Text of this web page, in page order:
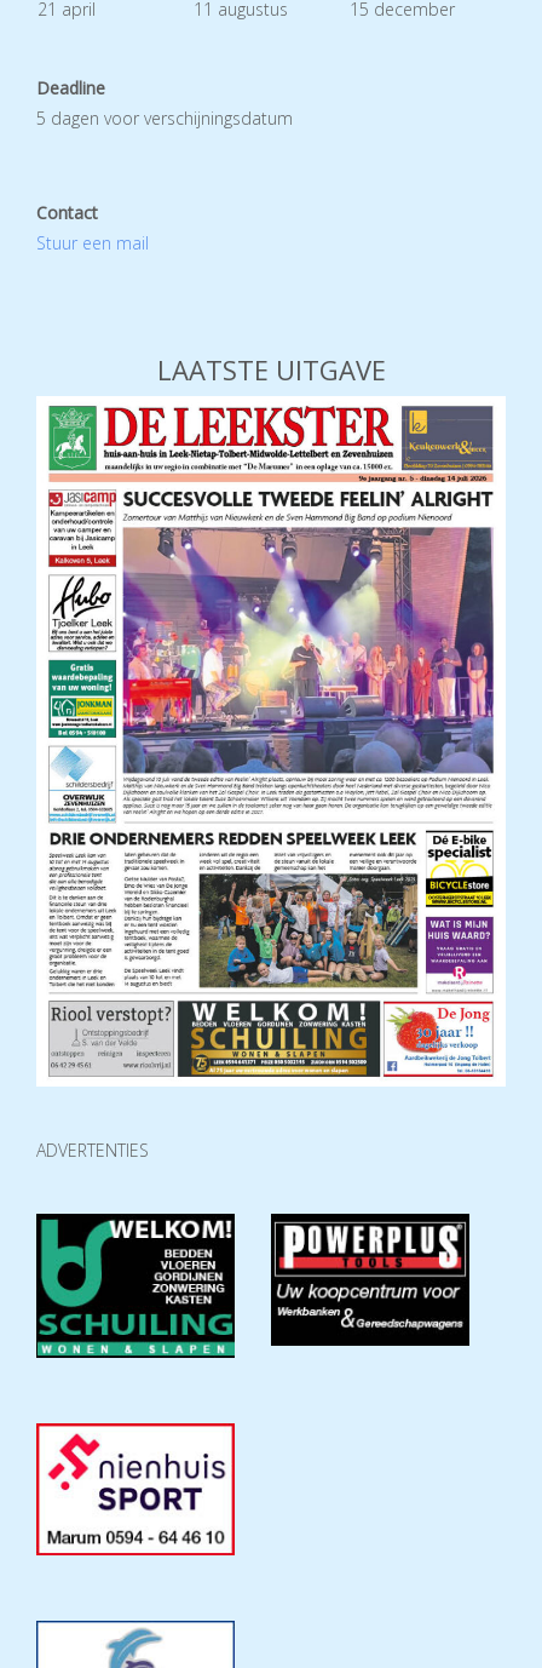
21 april 11 augustus 15 december
Deadline
5 dagen voor verschijningsdatum
Contact
Stuur een mail
LAATSTE UITGAVE
ADVERTENTIES